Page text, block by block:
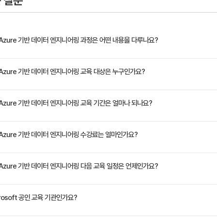
풀을 사용하여 파일 쿼리
스 SQL 풀을 사용하여 파일 쿼리
TABLE AS SELECT 문을 사용하여 데이터 파일 변환
데이터 변환 저장 프로시저 포함
Analytics에서 Spark 사용
기반 데이터 엔지니어링 과정은 어떤 내용을 다루나요?
Analytics, Azure Data Lake Storage Gen2, Azure Stream Analytics, Azure
기반 데이터 엔지니어링 교육 대상은 누구인가요?
랫폼 기술을 활용한 데이터 엔지니어링 및 분석 솔루션 구축에 관심 있는 데이터 전문
기반 데이터 엔지니어링 교육 기간은 얼마나 되나요?
교육 페이지에서 확인하실 수 있습니다.
기반 데이터 엔지니어링 수강료는 얼마인가요?
별도)입니다. 고용보험 환급 및 기업 할인 혜택이 적용될 수 있으니 자세한 내용은 트레이
기반 데이터 엔지니어링 다음 교육 일정은 언제인가요?
년 12월 07일입니다. 최신 일정은 https://trainocate.co.kr/v1/training/
공인 교육 기관인가요?